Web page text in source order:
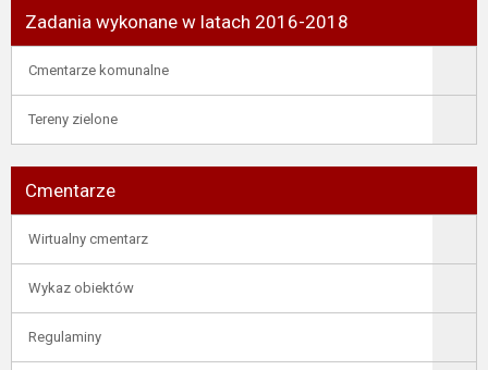
Zadania wykonane w latach 2016-2018
Cmentarze komunalne
Tereny zielone
Cmentarze
Wirtualny cmentarz
Wykaz obiektów
Regulaminy